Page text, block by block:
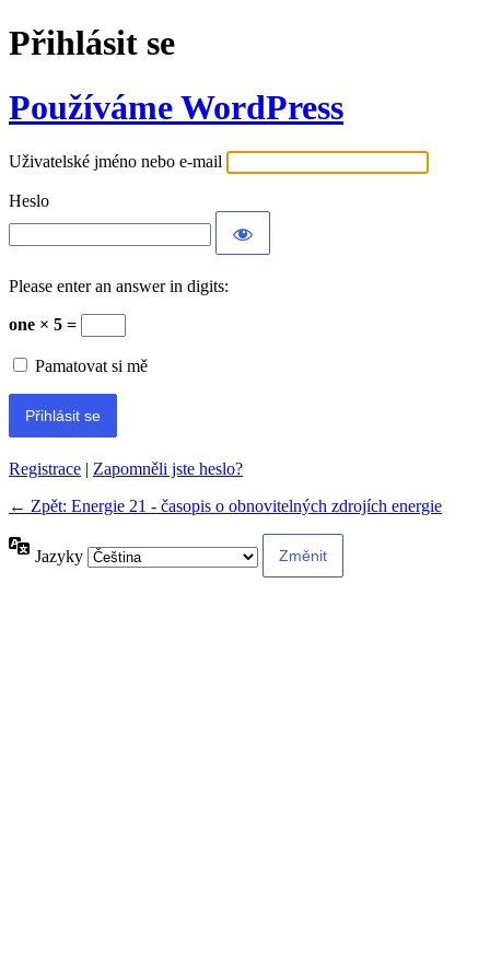
Přihlásit se
Používáme WordPress
Uživatelské jméno nebo e-mail
Heslo
Please enter an answer in digits:
one × 5 =
Pamatovat si mě
Registrace | Zapomněli jste heslo?
← Zpět: Energie 21 - časopis o obnovitelných zdrojích energie
Jazyky